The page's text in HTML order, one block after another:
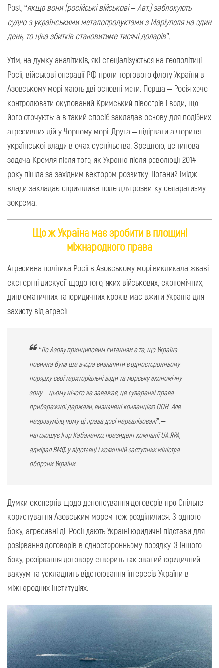
Post, “якщо вони (російські військові – Авт.) заблокують
судно з українськими металопродуктами з Маріуполя на один
день, то ціна збитків становитиме тисячі доларів”.
Утім, на думку аналітиків, які спеціалізуються на геополітиці
Росії, військові операції РФ проти торгового флоту України в
Азовському морі мають дві основні мети. Перша – Росія хоче
контролювати окупований Кримський півострів і води, що
його оточують: а в такий спосіб закладає основу для подібних
агресивних дій у Чорному морі. Друга – підірвати авторитет
української влади в очах суспільства. Зрештою, це типова
задача Кремля після того, як Україна після революції 2014
року пішла за західним вектором розвитку. Поганий імідж
влади закладає сприятливе поле для розвитку сепаратизму
зокрема.
Що ж Україна має зробити в площині
міжнародного права
Агресивна політика Росії в Азовському морі викликала жваві
експертні дискусії щодо того, яких військових, економічних,
дипломатичних та юридичних кроків має вжити Україна для
захисту від агресії.
“По Азову принциповим питанням є те, що Україна
повинна була ще вчора визначити в односторонньому
порядку свої територіальні води та морську економічну
зону – цьому нічого не заважає, це суверенні права
прибережної держави, визначені конвенцією ООН. Але
незрозуміло, чому ці права досі нереалізовані”, –
наголошує Ігор Кабаненко, президент компанії UA.RPA,
адмірал ВМФ у відставці і колишній заступник міністра
оборони України.
Думки експертів щодо денонсування договорів про Спільне
користування Азовським морем теж розділилися. З одного
боку, агресивні дії Росії дають Україні юридичні підстави для
розірвання договорів в односторонньому порядку. З іншого
боку, розірвання договору створить так званий юридичний
вакуум та ускладнить відстоювання інтересів України в
міжнародних інституціях.